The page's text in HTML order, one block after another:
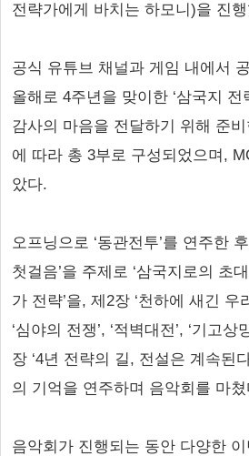
전략가에게 바치는 하모니)을 진
공식 유튜브 채널과 게임 내에서
올해로 4주년을 맞이한 ‘삼국지 전
감사의 마음을 전달하기 위해 준
에 따라 총 3부로 구성되었으며,
았다.
오프닝으로 ‘동관전투’를 연주한
첫걸음’을 주제로 ‘삼국지로의 초
가 전략’을, 제2장 ‘천하에 새긴 우
‘심야의 전쟁’, ‘적벽대전’, ‘기고
장 ‘4년 전략의 길, 전설은 계속된
의 기억을 연주하며 음악회를 마쳤
음악회가 진행되는 동안 다양한